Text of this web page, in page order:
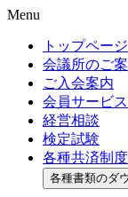
Menu
トップページ
会議所のご
ご入会案内
会員サービス
経営相談
検定試験
各種共済制度
各種書類のダ